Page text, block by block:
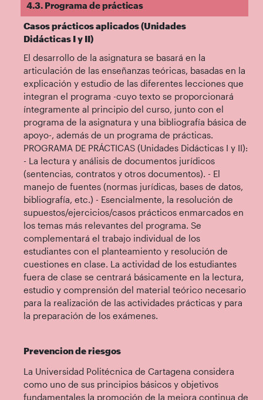
4.3. Programa de prácticas
Casos prácticos aplicados (Unidades
Didácticas I y II)
El desarrollo de la asignatura se basará en la
articulación de las enseñanzas teóricas, basadas en la
explicación y estudio de las diferentes lecciones que
integran el programa -cuyo texto se proporcionará
íntegramente al principio del curso, junto con el
programa de la asignatura y una bibliografía básica de
apoyo-, además de un programa de prácticas.
PROGRAMA DE PRÁCTICAS (Unidades Didácticas I y II):
- La lectura y análisis de documentos jurídicos
(sentencias, contratos y otros documentos). - El
manejo de fuentes (normas jurídicas, bases de datos,
bibliografía, etc.) - Esencialmente, la resolución de
supuestos/ejercicios/casos prácticos enmarcados en
los temas más relevantes del programa. Se
complementará el trabajo individual de los
estudiantes con el planteamiento y resolución de
cuestiones en clase. La actividad de los estudiantes
fuera de clase se centrará básicamente en la lectura,
estudio y comprensión del material teórico necesario
para la realización de las actividades prácticas y para
la preparación de los exámenes.
Prevencion de riesgos
La Universidad Politécnica de Cartagena considera
como uno de sus principios básicos y objetivos
fundamentales la promoción de la mejora continua de